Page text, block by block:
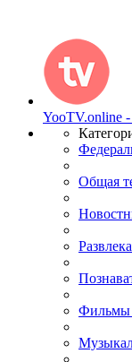
YooTV.online
Общая
Фильмы